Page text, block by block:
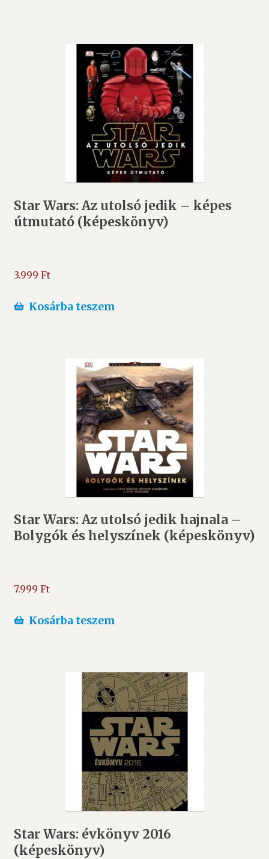
Star Wars: Az utolsó jedik – képes
útmutató (képeskönyv)
3.999 Ft
Kosárba teszem
Star Wars: Az utolsó jedik hajnala –
Bolygók és helyszínek (képeskönyv)
7.999 Ft
Kosárba teszem
Star Wars: évkönyv 2016
(képeskönyv)